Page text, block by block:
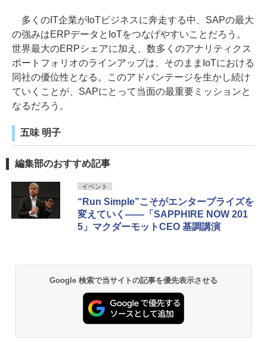
多くのIT企業がIoTビジネスに奔走する中、SAPの最大
の強みはERPデータとIoTをつなげやすいことだろう。
世界最大のERPシェアに加え、数多くのアナリティクス
ポートフォリオのラインアップは、そのままIoTにおける
同社の優位性となる。このアドバンテージを生かし続け
ていくことが、SAPにとって当面の最重要ミッションと
なるだろう。
五味 明子
編集部のおすすめ記事
イベント
“Run Simple”こそがエンタープライズを
変えていく――「SAPPHIRE NOW 201
5」マクダーモットCEO 基調講演
Google 検索で当サイトの記事を優先表示させる